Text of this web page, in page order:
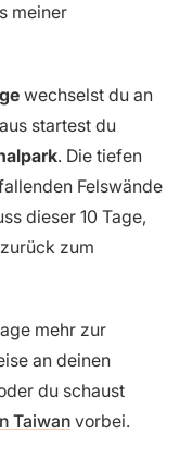
meiner
wechselst du an
startest du
. Die tiefen
Felswände
dieser 10 Tage,
zum
mehr zur
an deinen
du schaust
Taiwan vorbei.